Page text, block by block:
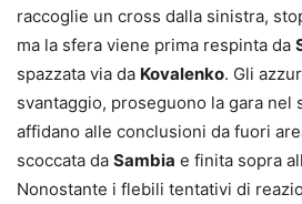
raccoglie un cross dalla sinistra,
ma la sfera viene prima respinta da
spazzata via da Kovalenko. Gli
svantaggio, proseguono la gara nel
affidano alle conclusioni da fuori
scoccata da Sambia e finita sopra
Nonostante i flebili tentativi di